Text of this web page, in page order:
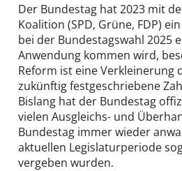
Der Bundestag hat 2023 mit
Koalition (SPD, Grüne, FDP)
bei der Bundestagswahl 2025
Anwendung kommen wird,
Reform ist eine Verkleinerung
zukünftig festgeschriebene
Bislang hat der Bundestag
vielen Ausgleichs- und
Bundestag immer wieder
aktuellen Legislaturperiode
vergeben wurden.